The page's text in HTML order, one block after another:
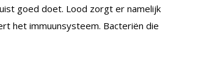
goed doet. Lood zorgt er namelijk
het immuunsysteem. Bacteriën die